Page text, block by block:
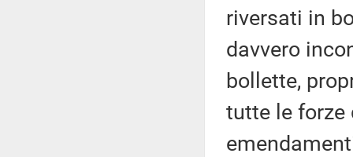
riversati in
davvero
bollette,
tutte le forze